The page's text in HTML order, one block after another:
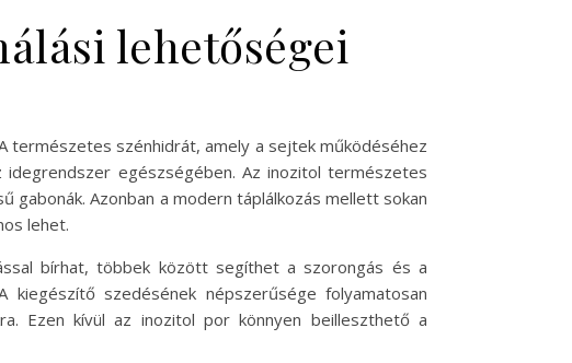
lehetőségei
természetes szénhidrát, amely a sejtek működéséhez
egészségében. Az inozitol természetes
Azonban a modern táplálkozás mellett sokan
lehet.
bírhat, többek között segíthet a szorongás és a
kiegészítő szedésének népszerűsége folyamatosan
Ezen kívül az inozitol por könnyen beilleszthető a